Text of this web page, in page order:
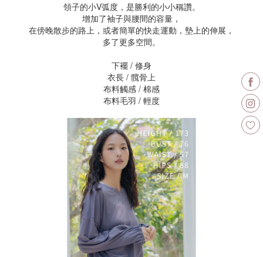
領子的小V弧度，是勝利的小小稱讚。
增加了袖子與腰間的容量，
在傍晚散步的路上，或者簡單的快走運動，墊上的伸展，
多了更多空間。
下襬 / 修身
衣長 / 髖骨上
布料觸感 / 棉感
布料毛羽 / 輕度